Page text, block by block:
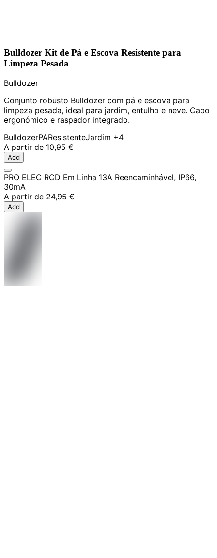
Bulldozer Kit de Pá e Escova Resistente para
Limpeza Pesada
Bulldozer
Conjunto robusto Bulldozer com pá e escova para
limpeza pesada, ideal para jardim, entulho e neve. Cabo
ergonómico e raspador integrado.
BulldozerPAResistenteJardim +4
A partir de 10,95 €
Add
PRO ELEC RCD Em Linha 13A Reencaminhável, IP66,
30mA
A partir de 24,95 €
Add